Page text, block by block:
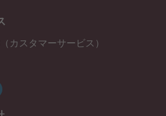
カスタマーサービス）